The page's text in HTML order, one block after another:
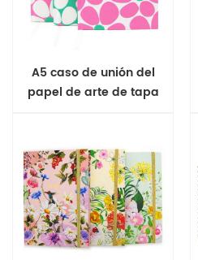
A5 caso de unión del
papel de arte de tapa